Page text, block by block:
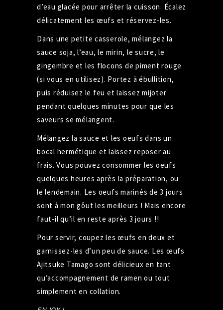
d’eau glacée pour arrêter la cuisson. Écalez
délicatement les œufs et réservez-les.
Dans une petite casserole, mélangez la
sauce soja, l’eau, le mirin, le sucre, le
gingembre et les flocons de piment rouge
(si vous en utilisez). Portez à ébullition,
puis réduisez le feu et laissez mijoter
pendant quelques minutes pour que les
saveurs se mélangent.
Mélangez la sauce et les oeufs dans un
bocal hermétique et laissez reposer au
frais. Vous pouvez consommer les oeufs
quelques heures après la préparation, ou
le lendemain. Les oeufs marinés de 3 jours
sont à mon gôut les meilleurs ! Mais encore
faut-il qu’il en reste après 3 jours !!
Pour servir, coupez les œufs en deux et
garnissez-les d’un peu de sauce. Les œufs
Ajitsuke Tamago sont délicieux en tant
qu’accompagnement de ramen ou tout
simplement en collation.